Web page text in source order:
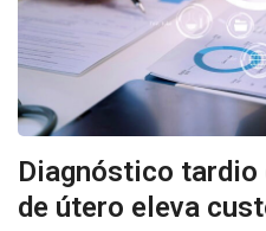
Diagnóstico tardio
de útero eleva